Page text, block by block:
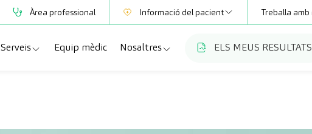
Àrea professional Informació del pacient
Mútues
Treballa
Serveis Equip mèdic Nosaltres ELS MEUS RESULTATS